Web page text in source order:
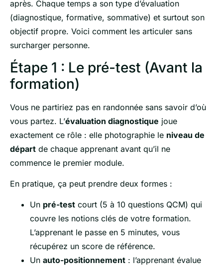
après. Chaque temps a son type d’évaluation
(diagnostique, formative, sommative) et surtout son
objectif propre. Voici comment les articuler sans
surcharger personne.
Étape 1 : Le pré-test (Avant la
formation)
Vous ne partiriez pas en randonnée sans savoir d’où
vous partez. L’évaluation diagnostique joue
exactement ce rôle : elle photographie le niveau de
départ de chaque apprenant avant qu’il ne
commence le premier module.
En pratique, ça peut prendre deux formes :
Un pré-test court (5 à 10 questions QCM) qui
couvre les notions clés de votre formation.
L’apprenant le passe en 5 minutes, vous
récupérez un score de référence.
Un auto-positionnement : l’apprenant évalue